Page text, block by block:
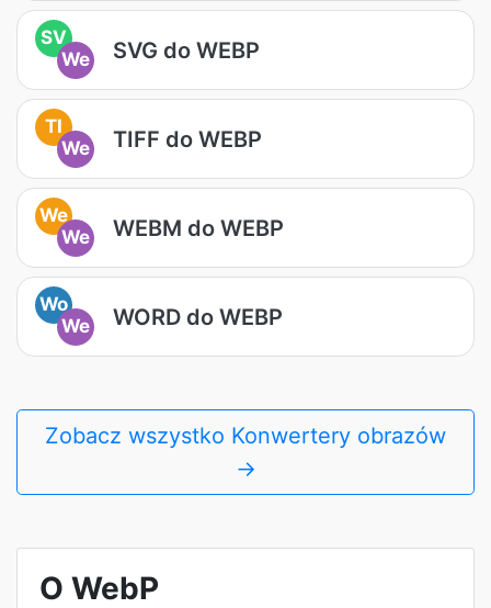
SV
We
SVG do WEBP
TI
We
TIFF do WEBP
We
We
WEBM do WEBP
Wo
We
WORD do WEBP
Zobacz wszystko Konwertery obrazów
→
O WebP